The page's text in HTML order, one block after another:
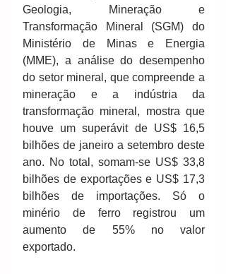
Geologia, Mineração e
Transformação Mineral (SGM) do
Ministério de Minas e Energia
(MME), a análise do desempenho
do setor mineral, que compreende a
mineração e a indústria da
transformação mineral, mostra que
houve um superávit de US$ 16,5
bilhões de janeiro a setembro deste
ano. No total, somam-se US$ 33,8
bilhões de exportações e US$ 17,3
bilhões de importações. Só o
minério de ferro registrou um
aumento de 55% no valor
exportado.